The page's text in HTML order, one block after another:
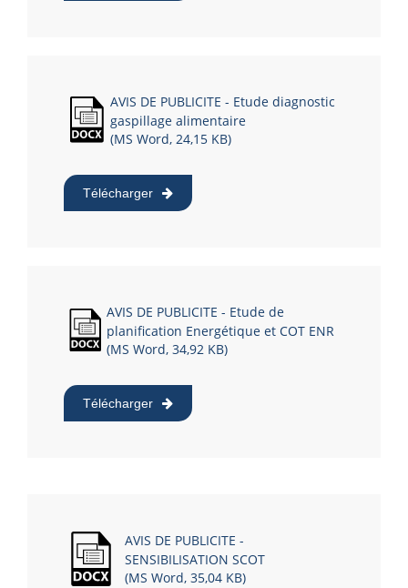
AVIS DE PUBLICITE - Etude diagnostic
gaspillage alimentaire
(MS Word, 24,15 KB)
Télécharger
AVIS DE PUBLICITE - Etude de
planification Energétique et COT ENR
(MS Word, 34,92 KB)
Télécharger
AVIS DE PUBLICITE -
SENSIBILISATION SCOT
(MS Word, 35,04 KB)